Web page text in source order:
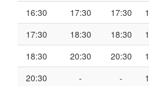
16:30
17:30 17:30
17:30
18:30 18:30
18:30
20:30 20:30
20:30
- -